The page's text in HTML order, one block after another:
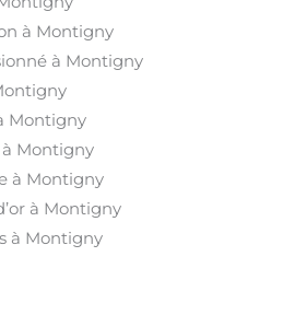
à Montigny
à Montigny
Montigny
Montigny
à Montigny
à Montigny
à Montigny